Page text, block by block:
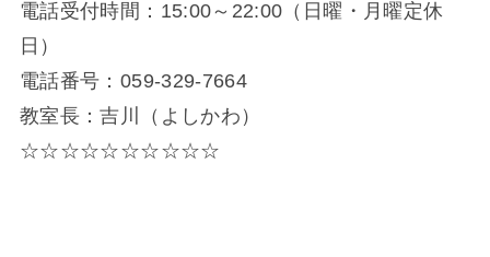
電話受付時間：15:00～22:00（日曜・月曜定休
日）
電話番号：059-329-7664
教室長：吉川（よしかわ）
☆☆☆☆☆☆☆☆☆☆